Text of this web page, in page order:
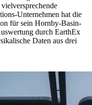
Unternehmen hat die
für sein Hornby-Basin-
durch EarthEx
Daten aus drei